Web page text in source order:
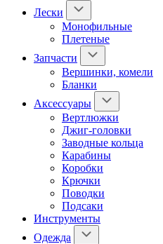
Лески
Монофильные
Плетеные
Запчасти
Вершинки, комели
Бланки
Аксессуары
Вертлюжки
Джиг-головки
Заводные кольца
Карабины
Коробки
Крючки
Поводки
Подсаки
Инструменты
Одежда